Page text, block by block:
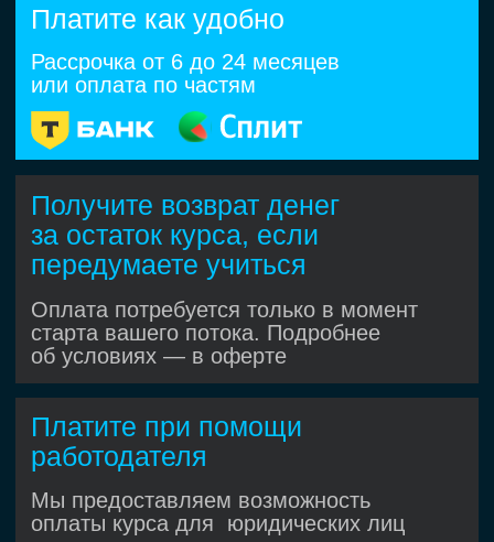
Учитесь у опытных
автотестировщиков: разбор кода,
обсуждения и лучшие практики. До 4
вебинаров в месяц, вживую или
в записи
Вебинары и лайвкодинг
Присоединяетесь к коммерческим
проектам Хекслета с реальными
пользователями и задачами
Как это работает?
Коммерческий опыт
во время обучения